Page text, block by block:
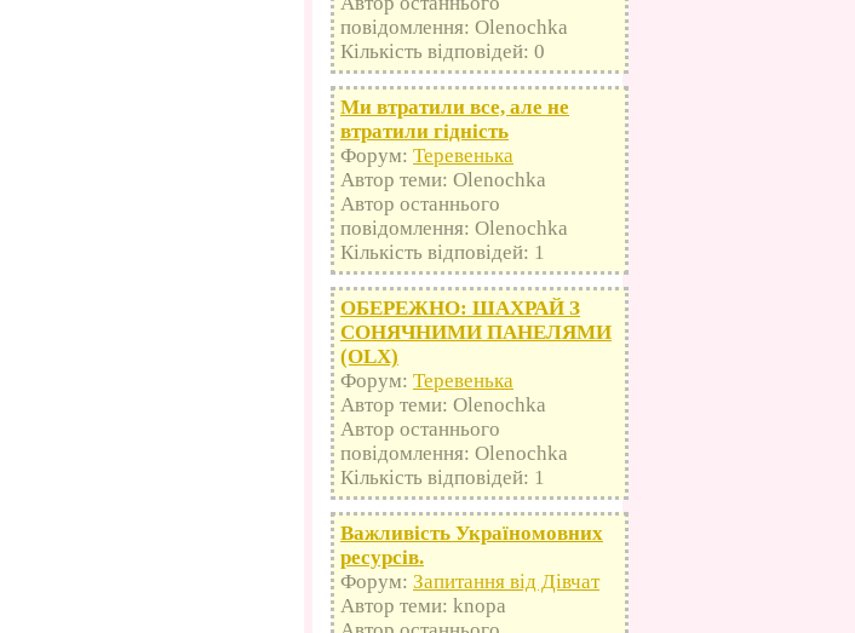
повідомлення: Olenochka
Кількість відповідей: 0
Ми втратили все, але не
втратили гідність
Форум: Теревенька
Автор теми: Olenochka
Автор останнього
повідомлення: Olenochka
Кількість відповідей: 1
ОБЕРЕЖНО: ШАХРАЙ З
СОНЯЧНИМИ ПАНЕЛЯМИ
(OLX)
Форум: Теревенька
Автор теми: Olenochka
Автор останнього
повідомлення: Olenochka
Кількість відповідей: 1
Важливість Україномовних
ресурсів.
Форум: Запитання від Дівчат
Автор теми: knopa